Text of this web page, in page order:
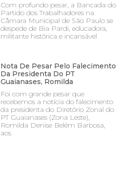
Com profundo pesar, a Bancada do
Partido dos Trabalhadores na
Câmara Municipal de São Paulo se
despede de Bia Pardi, educadora,
militante histórica e incansável
Nota De Pesar Pelo Falecimento
Da Presidenta Do PT
Guaianases, Romilda
Foi com grande pesar que
recebemos a notícia do falecimento
da presidenta do Diretório Zonal do
PT Guaianases (Zona Leste),
Romilda Denise Belém Barbosa,
aos